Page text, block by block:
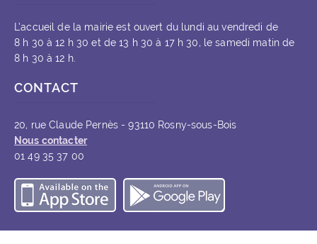
L’accueil de la mairie est ouvert du lundi au vendredi de
8 h 30 à 12 h 30 et de 13 h 30 à 17 h 30, le samedi matin de
8 h 30 à 12 h.
CONTACT
20, rue Claude Pernès - 93110 Rosny-sous-Bois
Nous contacter
01 49 35 37 00
Télécharger l’application iOS